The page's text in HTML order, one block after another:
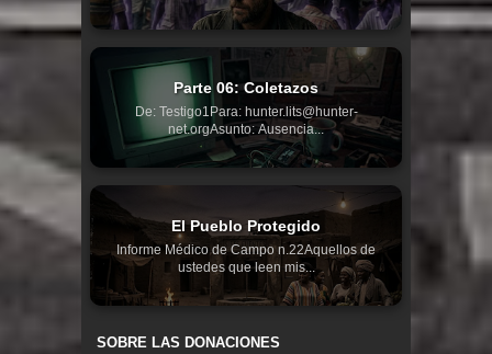
Parte 06: Coletazos
De: Testigo1Para: hunter.lits@hunter-
net.orgAsunto: Ausencia...
El Pueblo Protegido
Informe Médico de Campo n.22Aquellos de
ustedes que leen mis...
SOBRE LAS DONACIONES